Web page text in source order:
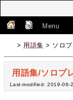
Menu
> 用語集 > ソロプ
用語集/ソロプ
Last-modified: 2019-06-